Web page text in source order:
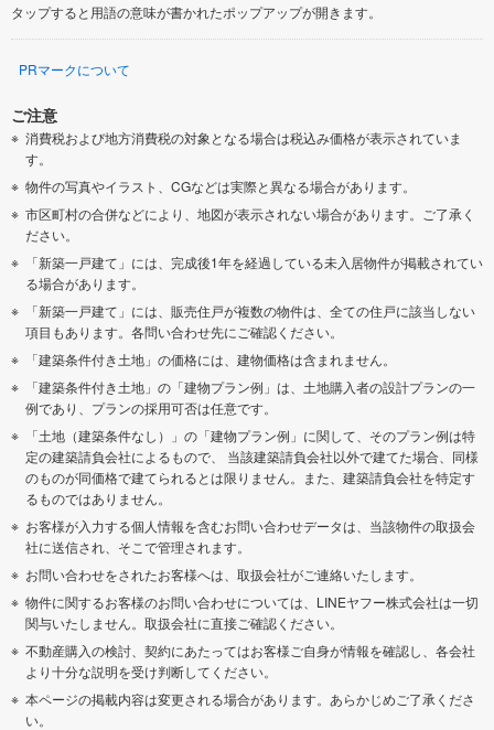
タップすると用語の意味が書かれたポップアップが開きます。
PRマークについて
ご注意
消費税および地方消費税の対象となる場合は税込み価格が表示されていま
す。
物件の写真やイラスト、CGなどは実際と異なる場合があります。
市区町村の合併などにより、地図が表示されない場合があります。ご了承く
ださい。
「新築一戸建て」には、完成後1年を経過している未入居物件が掲載されてい
る場合があります。
「新築一戸建て」には、販売住戸が複数の物件は、全ての住戸に該当しない
項目もあります。各問い合わせ先にご確認ください。
「建築条件付き土地」の価格には、建物価格は含まれません。
「建築条件付き土地」の「建物プラン例」は、土地購入者の設計プランの一
例であり、プランの採用可否は任意です。
「土地（建築条件なし）」の「建物プラン例」に関して、そのプラン例は特
定の建築請負会社によるもので、 当該建築請負会社以外で建てた場合、同様
のものが同価格で建てられるとは限りません。また、建築請負会社を特定す
るものではありません。
お客様が入力する個人情報を含むお問い合わせデータは、当該物件の取扱会
社に送信され、そこで管理されます。
お問い合わせをされたお客様へは、取扱会社がご連絡いたします。
物件に関するお客様のお問い合わせについては、LINEヤフー株式会社は一切
関与いたしません。取扱会社に直接ご確認ください。
不動産購入の検討、契約にあたってはお客様ご自身が情報を確認し、各会社
より十分な説明を受け判断してください。
本ページの掲載内容は変更される場合があります。あらかじめご了承くださ
い。